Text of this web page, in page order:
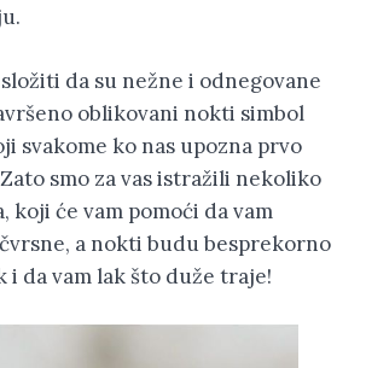
da su nežne i odnegovane
oblikovani nokti simbol
svakome ko nas upozna prvo
smo za vas istražili nekoliko
koji će vam pomoći da vam
a nokti budu besprekorno
i da vam lak što duže traje!